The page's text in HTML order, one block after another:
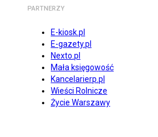
PARTNERZY
E-kiosk.pl
E-gazety.pl
Nexto.pl
Mała księgowość
Kancelarierp.pl
Wieści Rolnicze
Życie Warszawy